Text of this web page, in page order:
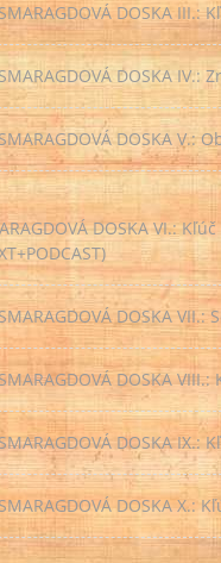
DOSKA III.:
SMARAGDOVÁ DOSKA IV.:
DOSKA V.:
DOSKA VI.:
SMARAGDOVÁ DOSKA VII.:
DOSKA
DOSKA IX.:
SMARAGDOVÁ DOSKA X.: